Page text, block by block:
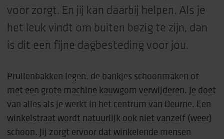
voor zorgt. En jij kan daarbij helpen. Als je
het leuk vindt om buiten bezig te zijn, dan
is dit een fijne dagbesteding voor jou.
Prullenbakken legen, de bankjes schoonmaken of
met een grote machine kauwgom verwijderen. Je doet
van alles als je werkt in het centrum van Deurne. Een
winkelstraat wordt natuurlijk ook niet vanzelf (weer)
schoon. Jij zorgt ervoor dat winkelende mensen